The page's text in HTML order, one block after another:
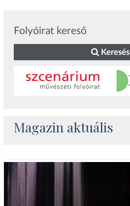
Folyóirat kereső
Keresés
Magazin aktuális